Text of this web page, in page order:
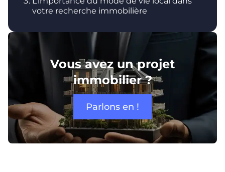
votre recherche immobilière
Vous avez un projet
immobilier ?
Parlons en !